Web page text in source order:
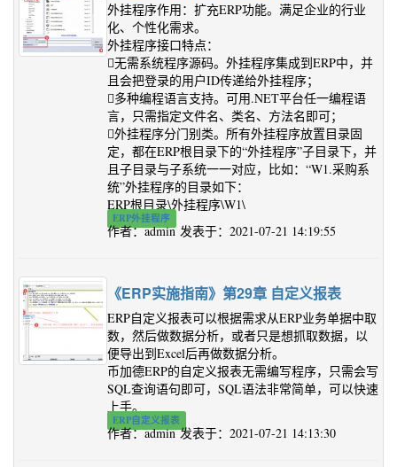
外挂程序作用：扩充ERP功能。满足企业的行业
化、个性化需求。
外挂程序接口特点：
无需系统程序源码。外挂程序集成到ERP中，并
且会把登录的用户ID传递给外挂程序；
多种编程语言支持。可用.NET平台任一编程语
言，只需指定文件名、类名、方法名即可；
外挂程序分门别类。所有外挂程序放置目录固
定，都在ERP根目录下的“外挂程序”子目录下，并
且子目录与子系统一一对应，比如：“W1.采购系
统”外挂程序的目录如下：
ERP根目录\外挂程序\W1\
ERP外挂程序
作者：admin 发表于：2021-07-21 14:19:55
《ERP实施指南》第29章 自定义报表
ERP自定义报表可以根据需求从ERP业务单据中取
数，然后做数据分析，或者只是想抓取数据，以
便导出到Excel后再做数据分析。
币加德ERP的自定义报表无需编写程序，只需会写
SQL查询语句即可，SQL语法非常简单，可以快速
上手。
ERP自定义报表
作者：admin 发表于：2021-07-21 14:13:30